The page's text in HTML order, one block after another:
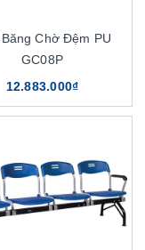
Chờ Đệm PU
GC08P
12.883.000₫